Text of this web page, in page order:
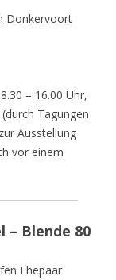
Donkervoort
– 16.00 Uhr,
Tagungen
Ausstellung
vor einem
– Blende 80
Ehepaar